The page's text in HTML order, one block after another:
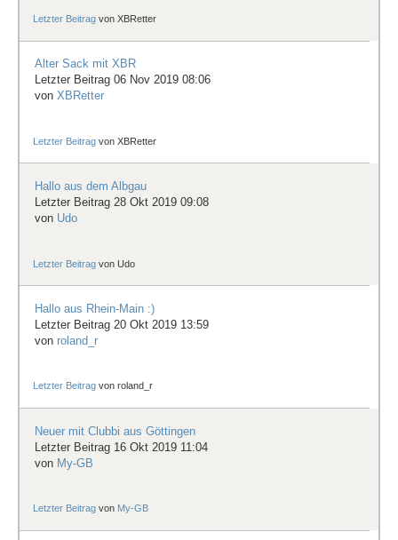
Letzter Beitrag vonXBRetter
Alter Sack mit XBR
Letzter Beitrag 06 Nov 2019 08:06
von XBRetter
Letzter Beitrag vonXBRetter
Hallo aus dem Albgau
Letzter Beitrag 28 Okt 2019 09:08
von Udo
Letzter Beitrag vonUdo
Hallo aus Rhein-Main :)
Letzter Beitrag 20 Okt 2019 13:59
von roland_r
Letzter Beitrag vonroland_r
Neuer mit Clubbi aus Göttingen
Letzter Beitrag 16 Okt 2019 11:04
von My-GB
Letzter Beitrag von My-GB